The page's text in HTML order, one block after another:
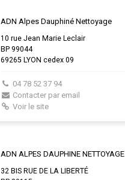
ADN Alpes Dauphiné Nettoyage
10 rue Jean Marie Leclair
BP 99044
69265 LYON cedex 09
04 78 52 37 94
Contacter par email
Voir le site
ADN ALPES DAUPHINE NETTOYAGE
32 BIS RUE DE LA LIBERTÉ